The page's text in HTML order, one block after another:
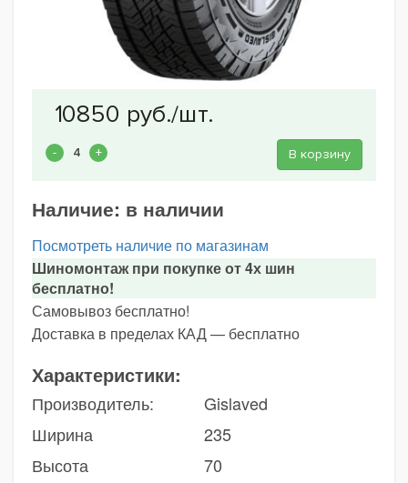
В корзину
Наличие: в наличии
Посмотреть наличие по магазинам
Шиномонтаж при покупке от 4х шин
бесплатно!
Самовывоз бесплатно!
Доставка в пределах КАД — бесплатно
Характеристики:
Производитель:
Gislaved
Ширина
235
Высота
70